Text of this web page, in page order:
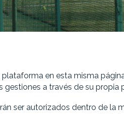
en esta misma
gestiones a través de su propia
ser autorizados dentro de